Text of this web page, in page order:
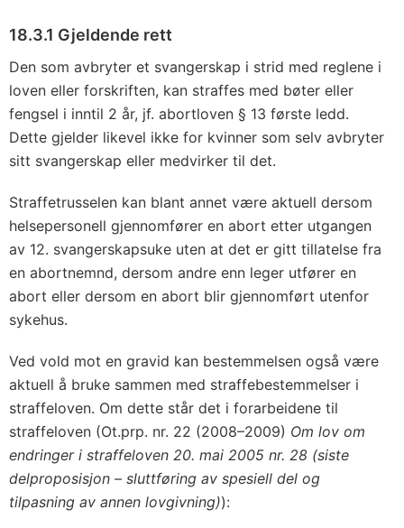
18.3.1 Gjeldende rett
Den som avbryter et svangerskap i strid med reglene i
loven eller forskriften, kan straffes med bøter eller
fengsel i inntil 2 år, jf. abortloven § 13 første ledd.
Dette gjelder likevel ikke for kvinner som selv avbryter
sitt svangerskap eller medvirker til det.
Straffetrusselen kan blant annet være aktuell dersom
helsepersonell gjennomfører en abort etter utgangen
av 12. svangerskapsuke uten at det er gitt tillatelse fra
en abortnemnd, dersom andre enn leger utfører en
abort eller dersom en abort blir gjennomført utenfor
sykehus.
Ved vold mot en gravid kan bestemmelsen også være
aktuell å bruke sammen med straffebestemmelser i
straffeloven. Om dette står det i forarbeidene til
straffeloven (Ot.prp. nr. 22 (2008–2009) Om lov om
endringer i straffeloven 20. mai 2005 nr. 28 (siste
delproposisjon – sluttføring av spesiell del og
tilpasning av annen lovgivning)):